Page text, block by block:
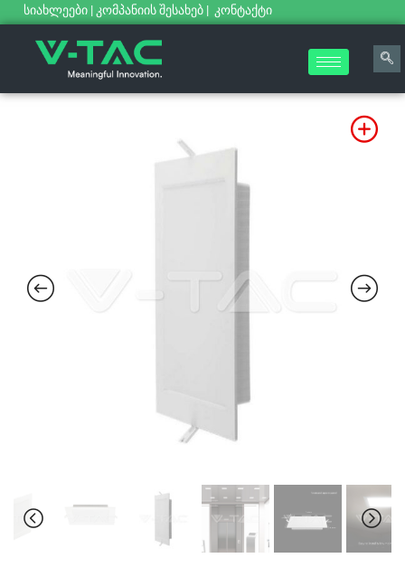
სიახლეები | კომპანიის შესახებ | კონტაქტი